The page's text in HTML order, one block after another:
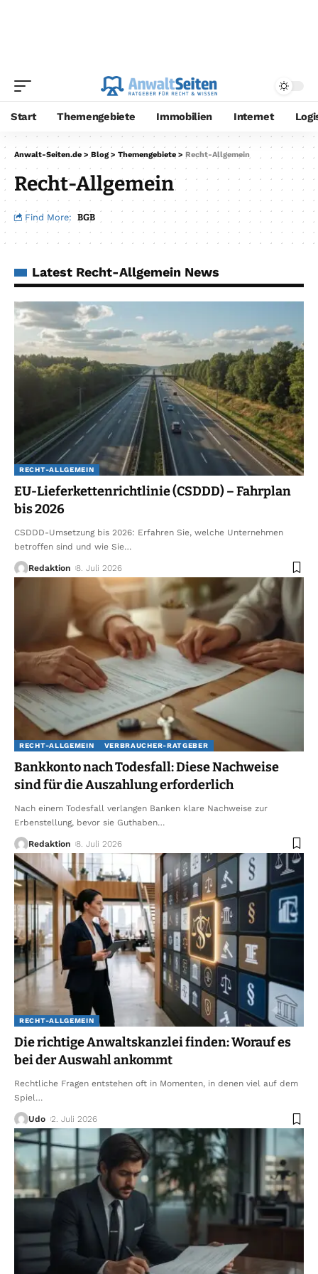
Start Themengebiete Immobilien Internet
Anwalt-Seiten.de > Blog > Themengebiete > Recht-Allgemein
Recht-Allgemein
Find More: BGB
Latest Recht-Allgemein News
RECHT-ALLGEMEIN
EU-Lieferkettenrichtlinie (CSDDD) – Fahrplan
bis 2026
CSDDD-Umsetzung bis 2026: Erfahren Sie, welche Unternehmen
betroffen sind und wie Sie…
Redaktion 8. Juli 2026
RECHT-ALLGEMEIN VERBRAUCHER-RATGEBER
Bankkonto nach Todesfall: Diese Nachweise
sind für die Auszahlung erforderlich
Nach einem Todesfall verlangen Banken klare Nachweise zur
Erbenstellung, bevor sie Guthaben…
Redaktion 8. Juli 2026
RECHT-ALLGEMEIN
Die richtige Anwaltskanzlei finden: Worauf es
bei der Auswahl ankommt
Rechtliche Fragen entstehen oft in Momenten, in denen viel auf dem
Spiel…
Udo 2. Juli 2026